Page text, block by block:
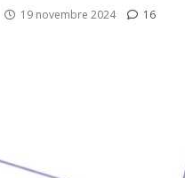
19 novembre 2024 16